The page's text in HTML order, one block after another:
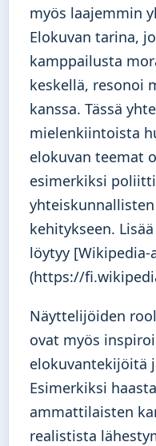
myös laajemmin
Elokuvan tarina,
kamppailusta
keskellä, resonoi
kanssa. Tässä
mielenkiintoista
elokuvan teemat
esimerkiksi
kehitykseen.
löytyy
(https://
Näyttelijöiden
ovat myös
elokuvantekijöitä
Esimerkiksi
ammattilaisten
realistista